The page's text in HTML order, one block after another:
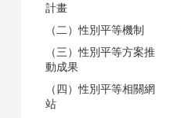
計畫
（二）性別平等機制
（三）性別平等方案推
動成果
（四）性別平等相關網
站